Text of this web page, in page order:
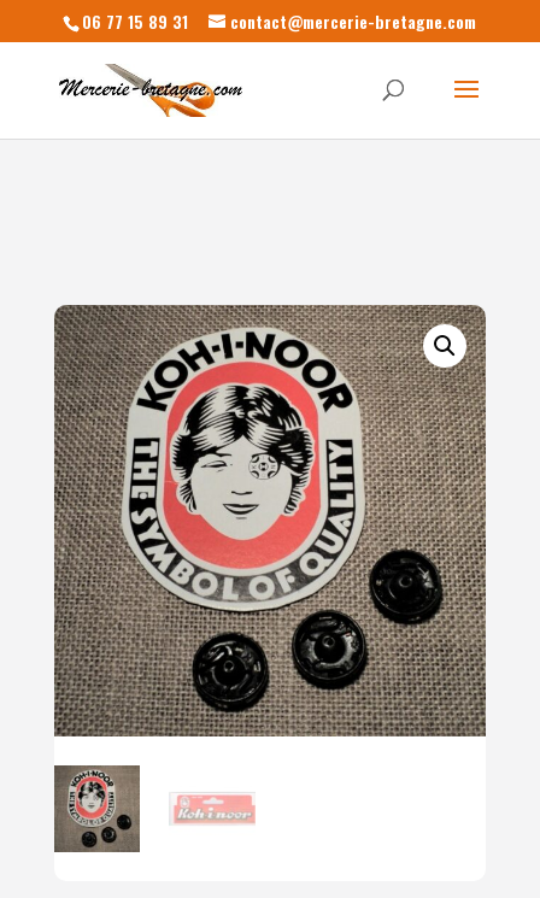
06 77 15 89 31 contact@mercerie-bretagne.com